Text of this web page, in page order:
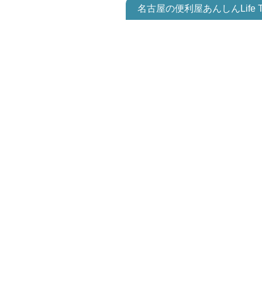
名古屋の便利屋あんしんLife